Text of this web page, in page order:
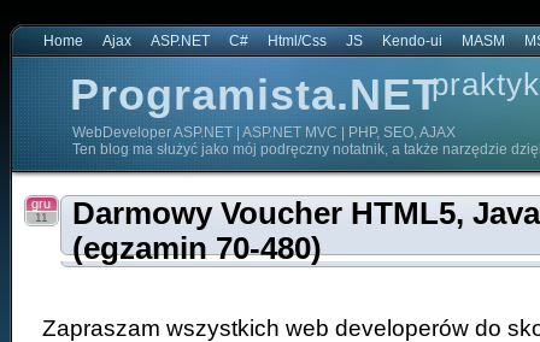
Home Ajax ASP.NET C# Html/Css JS Kendo-ui MASM
Programista.NETpraktyk
WebDeveloper ASP.NET | ASP.NET MVC | PHP, SEO, AJAX
Ten blog ma służyć jako mój podręczny notatnik, a także narzędzie
Darmowy Voucher HTML5,
(egzamin 70-480)
gru
11
Zapraszam wszystkich web developerów do